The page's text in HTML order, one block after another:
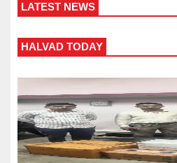
LATEST NEWS
WANKANER TODAY